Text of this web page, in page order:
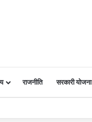
राजनीति सरकारी योजना
नमन